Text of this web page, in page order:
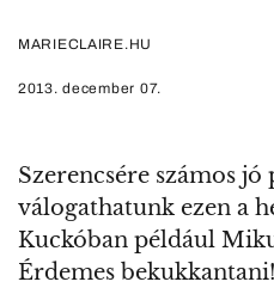
MARIECLAIRE.HU
2013. december 07.
Szerencsére számos
válogathatunk ezen a
Kuckóban például
Érdemes bekukkantani!